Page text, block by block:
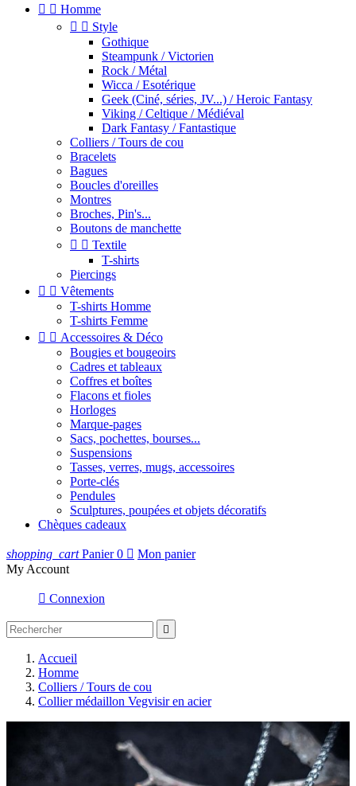
  Homme
  Style
Gothique
Steampunk / Victorien
Rock / Métal
Wicca / Esotérique
Geek (Ciné, séries, JV...) / Heroic Fantasy
Viking / Celtique / Médiéval
Dark Fantasy / Fantastique
Colliers / Tours de cou
Bracelets
Bagues
Boucles d'oreilles
Montres
Broches, Pin's...
Boutons de manchette
  Textile
T-shirts
Piercings
  Vêtements
T-shirts Homme
T-shirts Femme
  Accessoires & Déco
Bougies et bougeoirs
Cadres et tableaux
Coffres et boîtes
Flacons et fioles
Horloges
Marque-pages
Sacs, pochettes, bourses...
Suspensions
Tasses, verres, mugs, accessoires
Porte-clés
Pendules
Sculptures, poupées et objets décoratifs
Chèques cadeaux
shopping_cart Panier 0  Mon panier
My Account
 Connexion

Accueil
Homme
Colliers / Tours de cou
Collier médaillon Vegvisir en acier